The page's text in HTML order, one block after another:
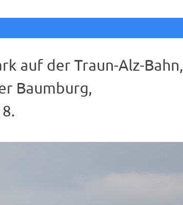
auf der Traun-Alz-Bahn,
Baumburg,